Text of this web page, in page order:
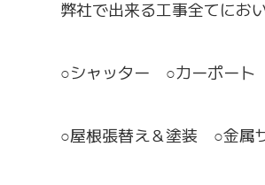
弊社で出来る工事全てにお
○シャッター ○カーポー
○屋根張替え＆塗装 ○金属